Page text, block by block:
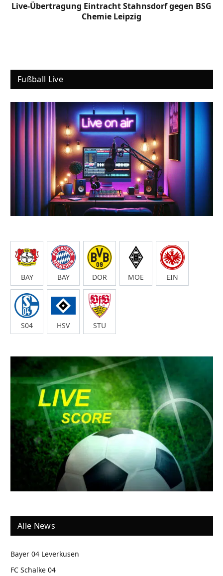
Live-Übertragung Eintracht Stahnsdorf gegen BSG
Chemie Leipzig
Fußball Live
BAY BAY DOR MOE EIN
S04 HSV STU
Alle News
Bayer 04 Leverkusen
FC Schalke 04